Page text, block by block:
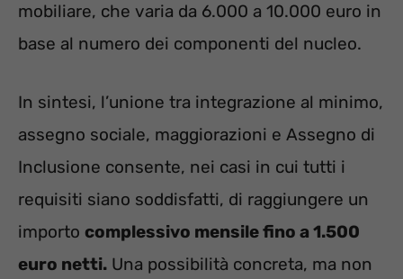
mobiliare, che varia da 6.000 a 10.000 euro in
base al numero dei componenti del nucleo.
In sintesi, l’unione tra integrazione al minimo,
assegno sociale, maggiorazioni e Assegno di
Inclusione consente, nei casi in cui tutti i
requisiti siano soddisfatti, di raggiungere un
importo complessivo mensile fino a 1.500
euro netti. Una possibilità concreta, ma non